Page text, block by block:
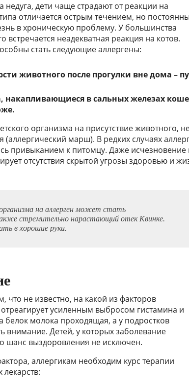
недуга, дети чаще страдают от реакции на
отличается острым течением, но
в хроническую проблему. У большинства
неадекватная реакция на котов.
стать следующие аллергены:
животного после прогулки вне дома –
накапливающиеся в сальных железах
организма на присутствие животного,
(аллергический марш). В редких случаях
привыканием к питомцу. Даже исчезновение
отсутствия скрытой угрозы здоровью и
на аллерген может стать
стремительно нарастающий отек Квинке.
в хорошие руки.
что не известно, на какой из факторов
усиленным выбросом гистамина и
белок молока проходящая, а у подростков
внимание. Детей, у которых заболевание
шанс выздоровления не исключен.
аллергикам необходим курс терапии